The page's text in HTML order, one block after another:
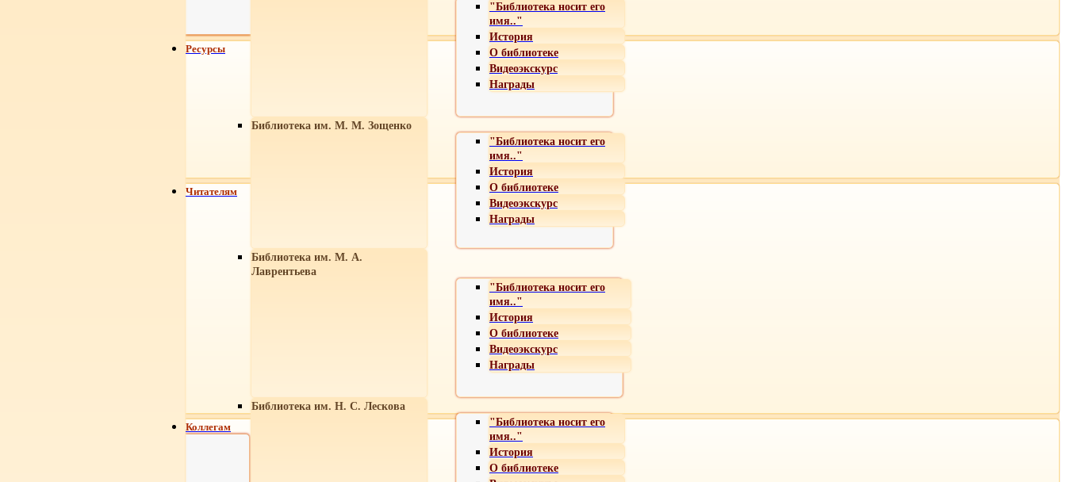
"Библиотека носит его
имя.."
История
О библиотеке
Видеоэкскурс
Награды
Библиотека им. М. М. Зощенко
"Библиотека носит его
имя.."
История
О библиотеке
Видеоэкскурс
Награды
Библиотека им. М. А.
Лаврентьева
"Библиотека носит его
имя.."
История
О библиотеке
Видеоэкскурс
Награды
Библиотека им. Н. С. Лескова
"Библиотека носит его
имя.."
История
О библиотеке
Ресурсы
Читателям
Коллегам